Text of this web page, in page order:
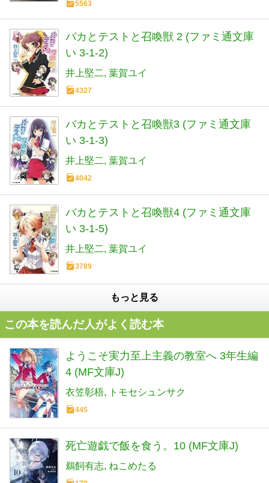
5563
バカとテストと召喚獣 2 (ファミ通文庫
い 3-1-2)
井上堅二 葉賀ユイ
4327
バカとテストと召喚獣3 (ファミ通文庫
い 3-1-3)
井上堅二 葉賀ユイ
4042
バカとテストと召喚獣4 (ファミ通文庫
い 3-1-5)
井上堅二 葉賀ユイ
3789
もっと見る
この本を読んだ人がよく読む本
ようこそ実力至上主義の教室へ 3年生編
4 (MF文庫J)
衣笠彰梧 トモセシュンサク
445
死亡遊戯で飯を食う。10 (MF文庫J)
鵜飼有志 ねこめたる